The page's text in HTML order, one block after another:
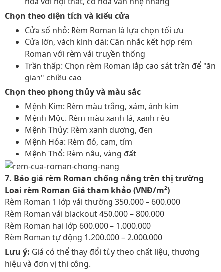
Chọn theo diện tích và kiểu cửa
Cửa sổ nhỏ: Rèm Roman là lựa chọn tối ưu
Cửa lớn, vách kính dài: Cân nhắc kết hợp rèm
Roman với rèm vải truyền thống
Trần thấp: Chọn rèm Roman lắp cao sát trần để "ăn
gian" chiều cao
Chọn theo phong thủy và màu sắc
Mệnh Kim: Rèm màu trắng, xám, ánh kim
Mệnh Mộc: Rèm màu xanh lá, xanh rêu
Mệnh Thủy: Rèm xanh dương, đen
Mệnh Hỏa: Rèm đỏ, cam, tím
Mệnh Thổ: Rèm nâu, vàng đất
7. Báo giá rèm Roman chống nắng trên thị trường
Loại rèm Roman Giá tham khảo (VNĐ/m²)
Rèm Roman 1 lớp vải thường 350.000 – 600.000
Rèm Roman vải blackout 450.000 – 800.000
Rèm Roman hai lớp 600.000 – 1.000.000
Rèm Roman tự động 1.200.000 – 2.000.000
Lưu ý: Giá có thể thay đổi tùy theo chất liệu, thương
hiệu và đơn vị thi công.